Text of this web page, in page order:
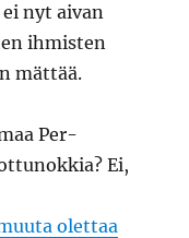
nyt aivan
ihmisten
mättää.
Per-
Ei,
olettaa